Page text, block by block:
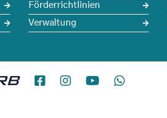
Förderrichtlinien
Verwaltung